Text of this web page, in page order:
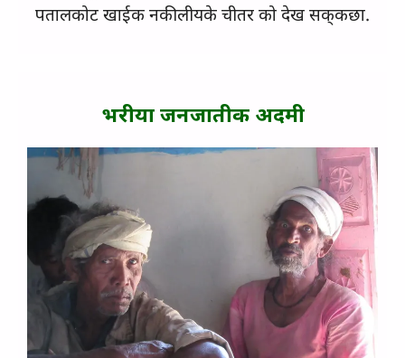
पतालकोट खाईक नकीलीयके चीतर को देख सक्‌कछा.
भरीया जनजातीक अदमी